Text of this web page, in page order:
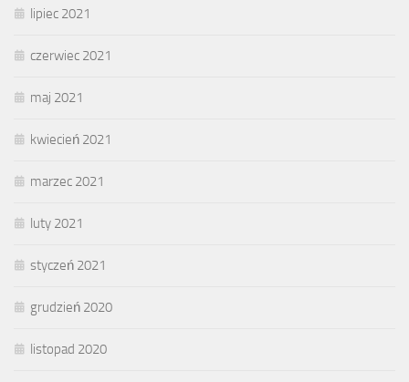
lipiec 2021
czerwiec 2021
maj 2021
kwiecień 2021
marzec 2021
luty 2021
styczeń 2021
grudzień 2020
listopad 2020